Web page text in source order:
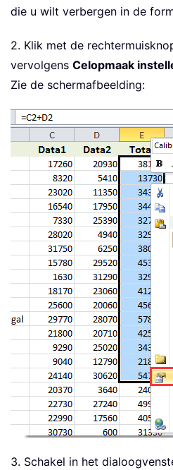
die u wilt verbergen in de
2. Klik met de
vervolgens Celopmaak
Zie de schermafbeelding:
3. Schakel in het